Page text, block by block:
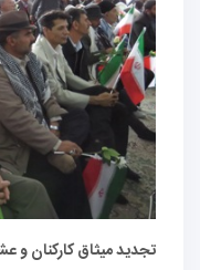
تجدید میثاق کارکنان و